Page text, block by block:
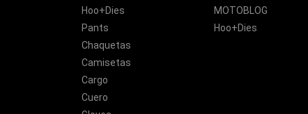
Hoo+Dies
Pants
Chaquetas
Camisetas
Cargo
Cuero
MOTOBLOG
Hoo+Dies